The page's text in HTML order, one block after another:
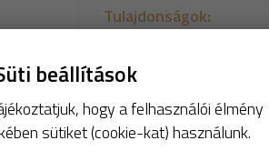
Tulajdonságok:
Korrózióvédelmet is
alapanyagokból készül.
zavarokat. A Caramba
nyomtatott
Biztonsági Adatlap
beállítások
hogy a felhasználói élmény
sütiket (cookie-kat) használunk.